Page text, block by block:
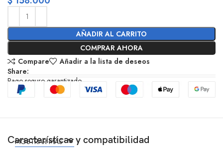
AÑADIR AL CARRITO
COMPRAR AHORA
Compare
Añadir a la lista de deseos
Share:
Pago seguro garantizado
Características y compatibilidad
MOSTRAR MÁS